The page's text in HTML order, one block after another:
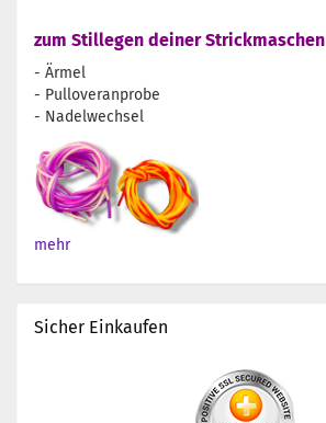
zum Stillegen deiner Strickmaschen
- Ärmel
- Pulloveranprobe
- Nadelwechsel
mehr
Sicher Einkaufen